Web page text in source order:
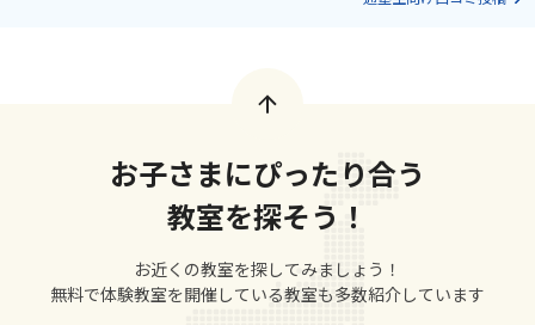
お子さまにぴったり合う
教室を探そう！
お近くの教室を探してみましょう！
無料で体験教室を開催している教室も多数紹介しています